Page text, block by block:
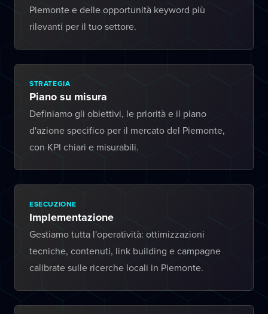
Piemonte e delle opportunità keyword più
rilevanti per il tuo settore.
STRATEGIA
Piano su misura
Definiamo gli obiettivi, le priorità e il piano
d'azione specifico per il mercato del Piemonte,
con KPI chiari e misurabili.
ESECUZIONE
Implementazione
Gestiamo tutta l'operatività: ottimizzazioni
tecniche, contenuti, link building e campagne
calibrate sulle ricerche locali in Piemonte.